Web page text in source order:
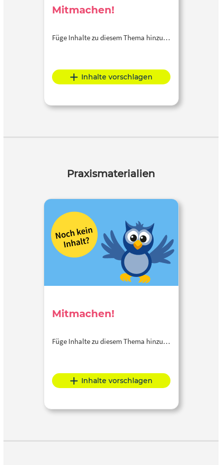
Mitmachen!
Füge Inhalte zu diesem Thema hinzu…
Inhalte vorschlagen
Praxismaterialien
Mitmachen!
Füge Inhalte zu diesem Thema hinzu…
Inhalte vorschlagen